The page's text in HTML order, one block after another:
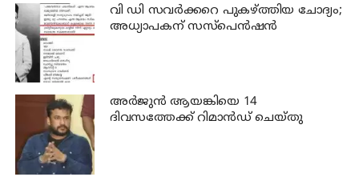
വി ഡി സവര്‍ക്കറെ പുകഴ്ത്തിയ ചോദ്യം;
അധ്യാപകന് സസ്പെന്‍ഷന്‍
അര്‍ജുന്‍ ആയങ്കിയെ 14
ദിവസത്തേക്ക് റിമാൻഡ് ചെയ്തു